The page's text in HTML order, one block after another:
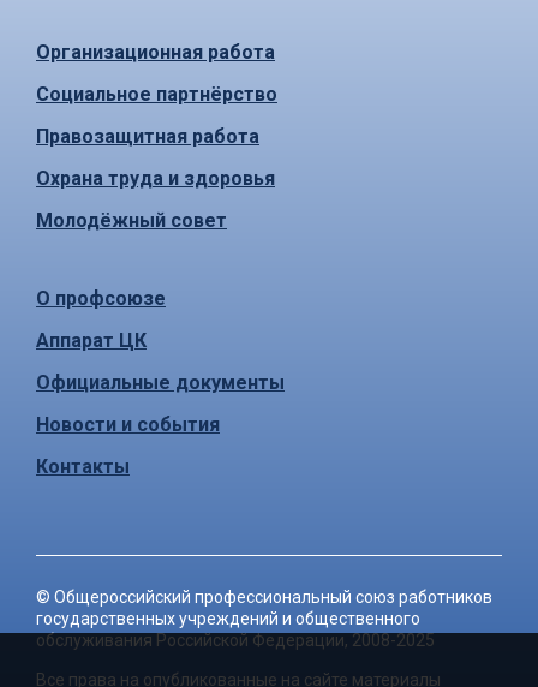
Организационная работа
Социальное партнёрство
Правозащитная работа
Охрана труда и здоровья
Молодёжный совет
О профсоюзе
Аппарат ЦК
Официальные документы
Новости и события
Контакты
© Общероссийский профессиональный союз работников
государственных учреждений и общественного
обслуживания Российской Федерации, 2008-2025
Все права на опубликованные на сайте материалы